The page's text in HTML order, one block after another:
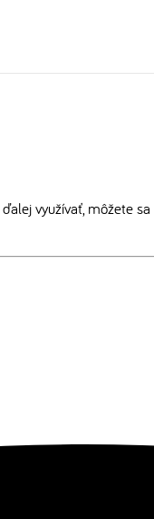
využívať, môžete sa